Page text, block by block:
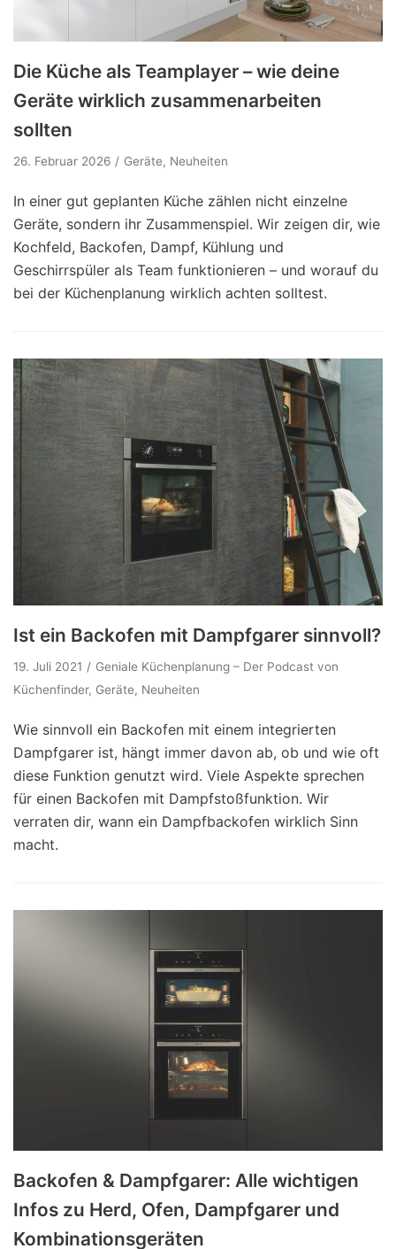
Die Küche als Teamplayer – wie deine
Geräte wirklich zusammenarbeiten
sollten
26. Februar 2026 Geräte, Neuheiten
In einer gut geplanten Küche zählen nicht einzelne
Geräte, sondern ihr Zusammenspiel. Wir zeigen dir, wie
Kochfeld, Backofen, Dampf, Kühlung und
Geschirrspüler als Team funktionieren – und worauf du
bei der Küchenplanung wirklich achten solltest.
Ist ein Backofen mit Dampfgarer sinnvoll?
19. Juli 2021
Geniale Küchenplanung – Der Podcast von
Küchenfinder, Geräte, Neuheiten
Wie sinnvoll ein Backofen mit einem integrierten
Dampfgarer ist, hängt immer davon ab, ob und wie oft
diese Funktion genutzt wird. Viele Aspekte sprechen
für einen Backofen mit Dampfstoßfunktion. Wir
verraten dir, wann ein Dampfbackofen wirklich Sinn
macht.
Backofen & Dampfgarer: Alle wichtigen
Infos zu Herd, Ofen, Dampfgarer und
Kombinationsgeräten